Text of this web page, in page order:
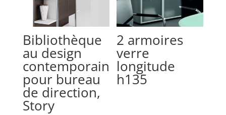
Bibliothèque
au design
contemporain
pour bureau
de direction,
Story
2 armoires
verre
longitude
h135